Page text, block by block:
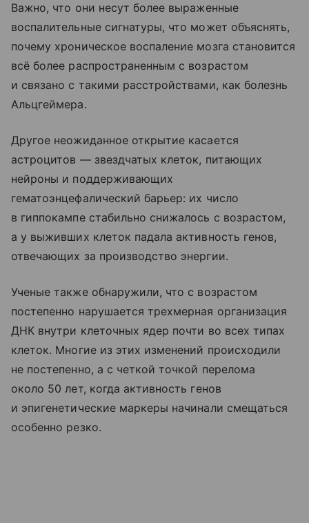
Важно, что они несут более выраженные
воспалительные сигнатуры, что может объяснять,
почему хроническое воспаление мозга становится
всё более распространенным с возрастом
и связано с такими расстройствами, как болезнь
Альцгеймера.
Другое неожиданное открытие касается
астроцитов — звездчатых клеток, питающих
нейроны и поддерживающих
гематоэнцефалический барьер: их число
в гиппокампе стабильно снижалось с возрастом,
а у выживших клеток падала активность генов,
отвечающих за производство энергии.
Ученые также обнаружили, что с возрастом
постепенно нарушается трехмерная организация
ДНК внутри клеточных ядер почти во всех типах
клеток. Многие из этих изменений происходили
не постепенно, а с четкой точкой перелома
около 50 лет, когда активность генов
и эпигенетические маркеры начинали смещаться
особенно резко.